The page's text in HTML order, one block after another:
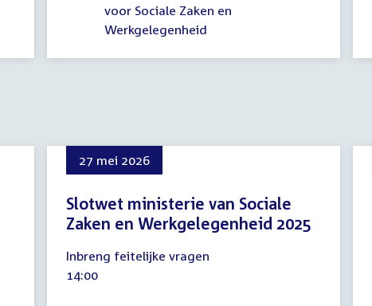
voor Sociale Zaken en
Werkgelegenheid
27 mei 2026
Slotwet ministerie van Sociale
Zaken en Werkgelegenheid 2025
mei
2026
Inbreng feitelijke vragen
Tijd
14:00